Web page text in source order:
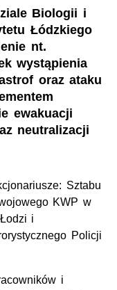
Biologii i
Łódzkiego
nt.
wystąpienia
oraz ataku
ewakuacji
neutralizacji
Sztabu
KWP w
i
Policji
i